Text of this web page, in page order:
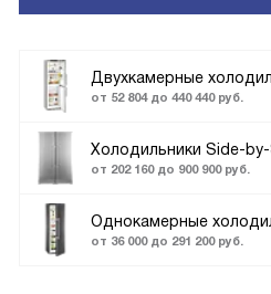
Двухкамерные
от 52 804 до 440 440 руб.
Холодильники Side-
от 202 160 до 900 900 руб.
Однокамерные
от 36 000 до 291 200 руб.